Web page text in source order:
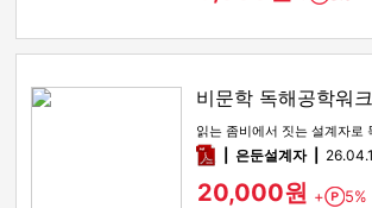
비문학 독해공학워
읽는 좀비에서 짓는 설계자로
pdf은둔설계자
20,000원 + Point
5%